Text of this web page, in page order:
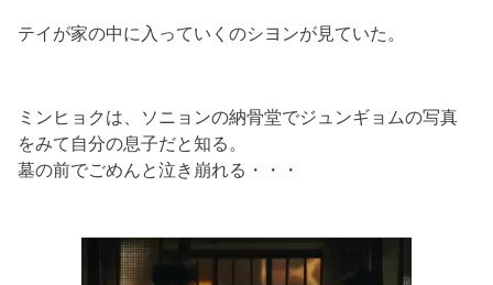
テイが家の中に入っていくのシヨンが見ていた。
ミンヒョクは、ソニョンの納骨堂でジュンギョムの写真
をみて自分の息子だと知る。
墓の前でごめんと泣き崩れる・・・